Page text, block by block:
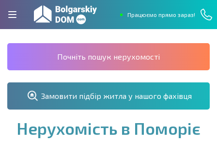
Працюємо прямо зараз!
Почніть пошук нерухомості
Замовити підбір житла у нашого фахівця
Нерухомість в Поморіє